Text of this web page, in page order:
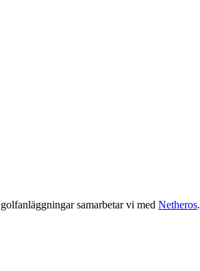
samarbetar vi medNetheros.